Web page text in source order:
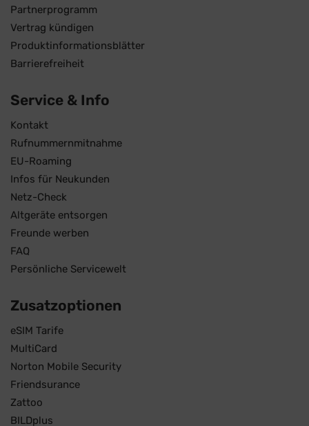
Partnerprogramm
Vertrag kündigen
Produktinformationsblätter
Barrierefreiheit
Service & Info
Kontakt
Rufnummernmitnahme
EU-Roaming
Infos für Neukunden
Netz-Check
Altgeräte entsorgen
Freunde werben
FAQ
Persönliche Servicewelt
Zusatzoptionen
eSIM Tarife
MultiCard
Norton Mobile Security
Friendsurance
Zattoo
BILDplus